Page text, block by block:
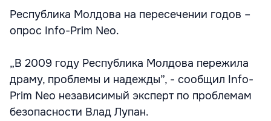
Республика Молдова на пересечении годов –
опрос Info-Prim Neo.
„В 2009 году Республика Молдова пережила
драму, проблемы и надежды”, - сообщил Info-
Prim Neo независимый эксперт по проблемам
безопасности Влад Лупан.